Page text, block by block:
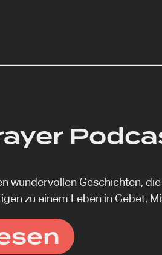
wundervollen Geschichten,
zu einem Leben in Gebet,